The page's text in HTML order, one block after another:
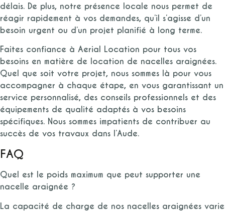
délais. De plus, notre présence locale nous permet de
réagir rapidement à vos demandes, qu’il s’agisse d’un
besoin urgent ou d’un projet planifié à long terme.
Faites confiance à Aerial Location pour tous vos
besoins en matière de location de nacelles araignées.
Quel que soit votre projet, nous sommes là pour vous
accompagner à chaque étape, en vous garantissant un
service personnalisé, des conseils professionnels et des
équipements de qualité adaptés à vos besoins
spécifiques. Nous sommes impatients de contribuer au
succès de vos travaux dans l’Aude.
FAQ
Quel est le poids maximum que peut supporter une
nacelle araignée ?
La capacité de charge de nos nacelles araignées varie